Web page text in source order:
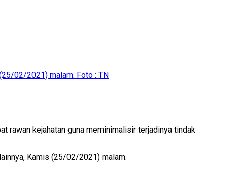
02/2021) malam. Foto : TN
rawan kejahatan guna meminimalisir terjadinya tindak
Kamis (25/02/2021) malam.